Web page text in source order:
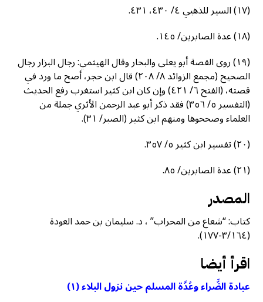
(١٧) السير للذهبي ٤/ ٤٣٠، ٤٣١.
(١٨) عدة الصابرين/ ١٤٥.
(١٩) روى القصة أبو يعلى والبحار وقال الهيثمي: رجال البزار رجال
الصحيح (مجمع الزوائد ٨/ ٢٠٨) قال ابن حجر، أصح ما ورد في
قصته، (الفتح ٦/ ٤٢١) وإن كان ابن كثير استغرب رفع الحديث
(التفسير ٥/ ٣٥٦) فقد ذكر أبو عبد الرحمن الأثري جملة من
العلماء وصححوها ومنهم ابن كثير (الصبر/ ٣١).
(٢٠) تفسير ابن كثير ٥/ ٣٥٧.
(٢١) عدة الصابرين/ ٨٥.
المصدر
كتاب: “شعاع من المحراب” ، د. سليمان بن حمد العودة
(٣/١٦٤-١٧٧).
اقرأ أيضا
عبادة الضَّراء وعُدَّة المسلم حين نزول البلاء (١)